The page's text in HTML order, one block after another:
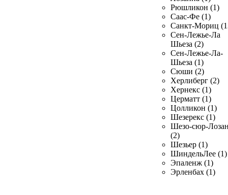
Рюшликон (1)
Саас-Фе (1)
Санкт-Мориц
Сен-Лежье-Ла
Шьеза (2)
Сен-Лежье-Ла-
Шьеза (1)
Сюши (2)
Херлиберг (2)
Хернекс (1)
Церматт (1)
Цолликон (1)
Шезерекс (1)
Шезо-сюр-
(2)
Шезьер (1)
ШиндельЛее (1)
Эпаленж (1)
Эрленбах (1)